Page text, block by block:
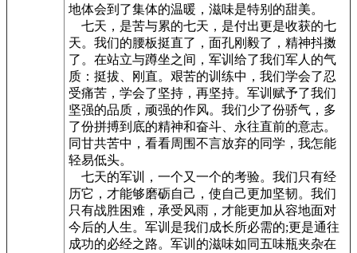
地体会到了集体的温暖，滋味是特别的甜美。
七天，是苦与累的七天，是付出更是收获的七
天。我们的腰板挺直了，面孔刚毅了，精神抖擞
了。在站立与蹲坐之间，军训给了我们军人的气
质：挺拔、刚直。艰苦的训练中，我们学会了忍
受痛苦，学会了坚持，再坚持。军训赋予了我们
坚强的品质，顽强的作风。我们少了份骄气，多
了份拼搏到底的精神和奋斗、永往直前的意志。
同甘共苦中，看看周围不言放弃的同学，我怎能
轻易低头。
七天的军训，一个又一个的考验。我们只有经
历它，才能够磨砺自己，使自己更加坚韧。我们
只有战胜困难，承受风雨，才能更加从容地面对
今后的人生。军训是我们成长所必需的;更是通往
成功的必经之路。军训的滋味如同五味瓶夹杂在